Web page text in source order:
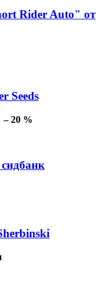
Rider Auto" от
Seeds
– 20 %